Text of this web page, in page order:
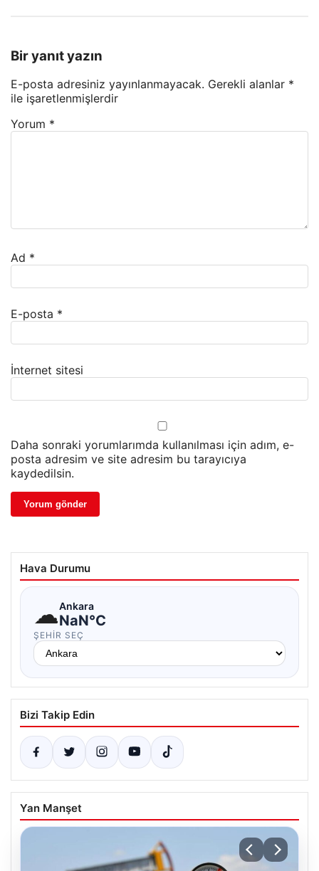
Bir yanıt yazın
E-posta adresiniz yayınlanmayacak. Gerekli alanlar *
ile işaretlenmişlerdir
Yorum *
Ad *
E-posta *
İnternet sitesi
Daha sonraki yorumlarımda kullanılması için adım, e-
posta adresim ve site adresim bu tarayıcıya
kaydedilsin.
Hava Durumu
☁Ankara
NaN°C
ŞEHIR SEÇ
Bizi Takip Edin
Yan Manşet